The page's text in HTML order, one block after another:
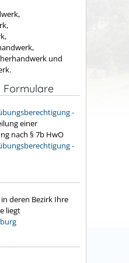
und
Formulare
-
einer
nach § 7b HwO
-
deren Bezirk Ihre
liegt